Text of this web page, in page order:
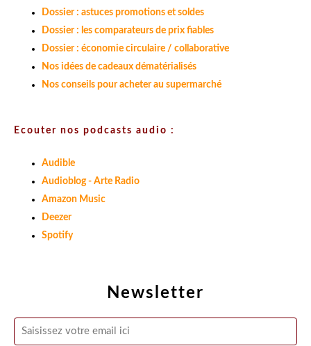
Newsletter
Dossier : astuces promotions et soldes
Dossier : les comparateurs de prix fiables
Dossier : économie circulaire / collaborative
Nos idées de cadeaux dématérialisés
Nos conseils pour acheter au supermarché
Ecouter nos podcasts audio :
Audible
Audioblog - Arte Radio
Amazon Music
Deezer
Spotify